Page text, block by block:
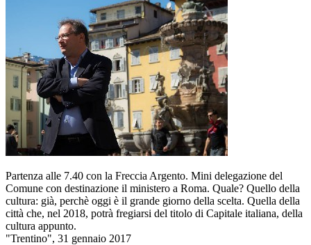
Partenza alle 7.40 con la Freccia Argento. Mini delegazione del
Comune con destinazione il ministero a Roma. Quale? Quello della
cultura: già, perchè oggi è il grande giorno della scelta. Quella della
città che, nel 2018, potrà fregiarsi del titolo di Capitale italiana, della
cultura appunto.
"Trentino", 31 gennaio 2017